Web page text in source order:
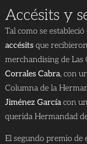
Accésits y
Tal como se
accésits que
merchandising de Las
Corrales Cabra, con
Columna de la
Jiménez García con
querida Hermandad
El segundo premio de